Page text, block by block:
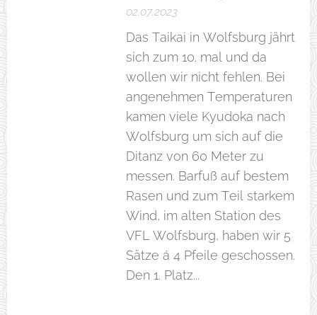
02.07.2023
Das Taikai in Wolfsburg jährt
sich zum 10. mal und da
wollen wir nicht fehlen. Bei
angenehmen Temperaturen
kamen viele Kyudoka nach
Wolfsburg um sich auf die
Ditanz von 60 Meter zu
messen. Barfuß auf bestem
Rasen und zum Teil starkem
Wind, im alten Station des
VFL Wolfsburg, haben wir 5
Sätze á 4 Pfeile geschossen.
Den 1. Platz...